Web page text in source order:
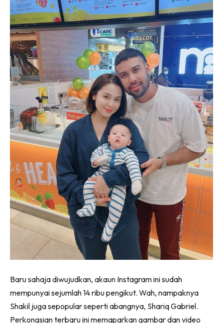
Baru sahaja diwujudkan, akaun Instagram ini sudah
mempunyai sejumlah 14 ribu pengikut. Wah, nampaknya
Shakil juga sepopular seperti abangnya, Shariq Gabriel.
Perkongsian terbaru ini memaparkan gambar dan video